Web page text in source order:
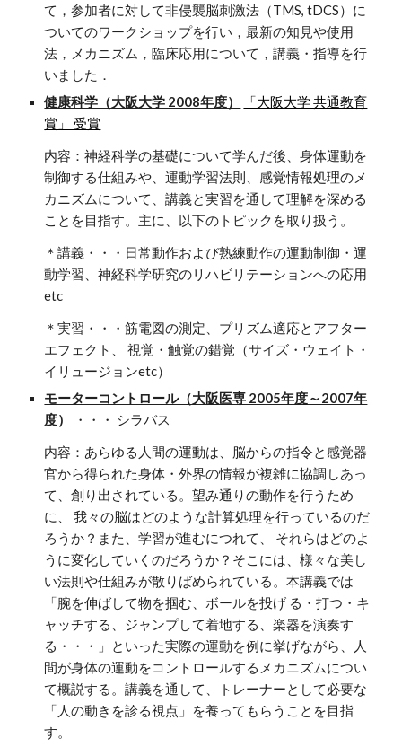
て，参加者に対して非侵襲脳刺激法（TMS, tDCS）に
ついてのワークショップを行い，最新の知見や使用
法，メカニズム，臨床応用について，講義・指導を行
いました．
健康科学（大阪大学 2008年度）
「大阪大学 共通教育
賞」 受賞
内容：神経科学の基礎について学んだ後、身体運動を
制御する仕組みや、運動学習法則、感覚情報処理のメ
カニズムについて、講義と実習を通して理解を深める
ことを目指す。主に、以下のトピックを取り扱う。
＊講義・・・日常動作および熟練動作の運動制御・運
動学習、神経科学研究のリハビリテーションへの応用
etc
＊実習・・・筋電図の測定、プリズム適応とアフター
エフェクト、 視覚・触覚の錯覚（サイズ・ウェイト・
イリュージョンetc）
モーターコントロール（大阪医専 2005年度～2007年
度）
・・・ シラバス
内容：あらゆる人間の運動は、脳からの指令と感覚器
官から得られた身体・外界の情報が複雑に協調しあっ
て、創り出されている。望み通りの動作を行うため
に、 我々の脳はどのような計算処理を行っているのだ
ろうか？また、学習が進むにつれて、 それらはどのよ
うに変化していくのだろうか？そこには、様々な美し
い法則や仕組みが散りばめられている。本講義では
「腕を伸ばして物を掴む、ボールを投げ る・打つ・キ
ャッチする、ジャンプして着地する、楽器を演奏す
る・・・」といった実際の運動を例に挙げながら、人
間が身体の運動をコントロールするメカニズムについ
て概説する。講義を通して、トレーナーとして必要な
「人の動きを診る視点」を養ってもらうことを目指
す。